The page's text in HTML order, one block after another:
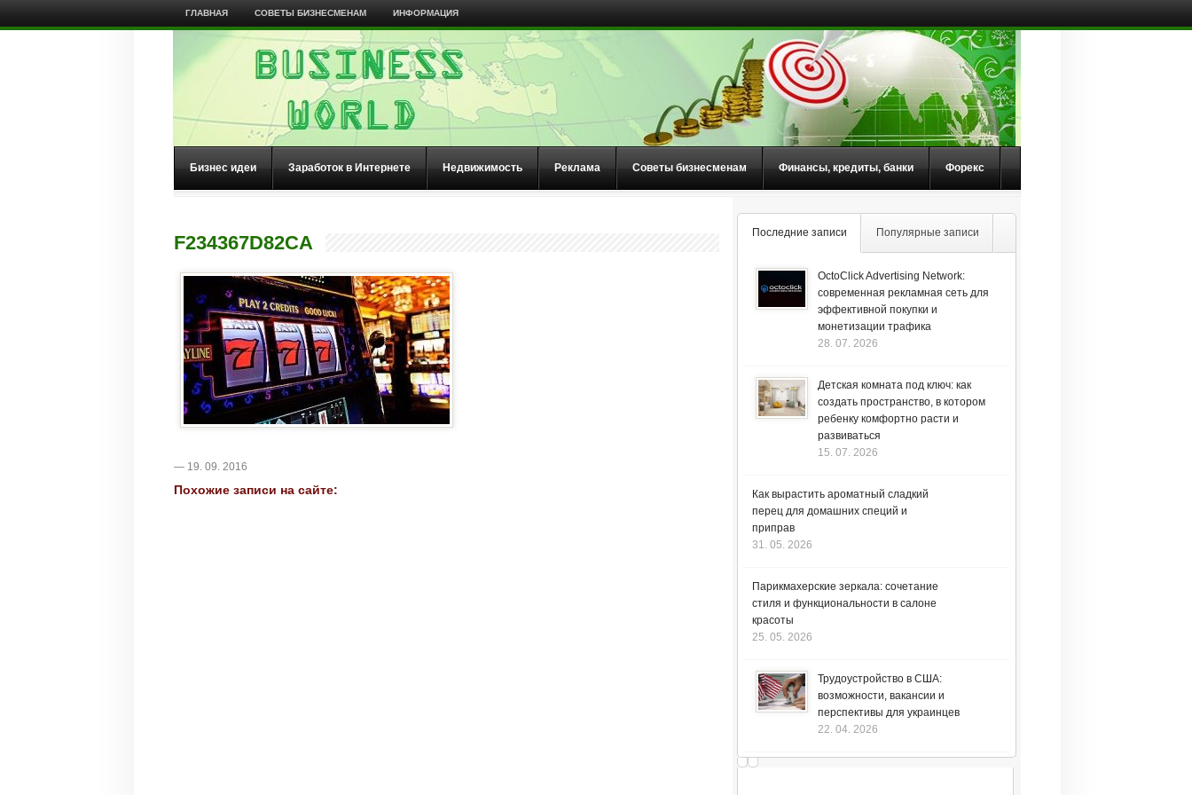
ГЛАВНАЯ СОВЕТЫ БИЗНЕСМЕНАМ ИНФОРМАЦИЯ
Бизнес идеи Заработок в Интернете Недвижимость Реклама Советы бизнесменам Финансы, кредиты, банки Форекс
F234367D82CA
— 19. 09. 2016
Похожие записи на сайте:
Последние записи Популярные записи
OctoClick Advertising Network:
современная рекламная сеть для
эффективной покупки и
монетизации трафика
28. 07. 2026
Детская комната под ключ: как
создать пространство, в котором
ребенку комфортно расти и
развиваться
15. 07. 2026
Как вырастить ароматный сладкий
перец для домашних специй и
приправ
31. 05. 2026
Парикмахерские зеркала: сочетание
стиля и функциональности в салоне
красоты
25. 05. 2026
Трудоустройство в США:
возможности, вакансии и
перспективы для украинцев
22. 04. 2026